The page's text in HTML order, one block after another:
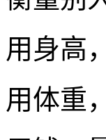
用身高
用体重